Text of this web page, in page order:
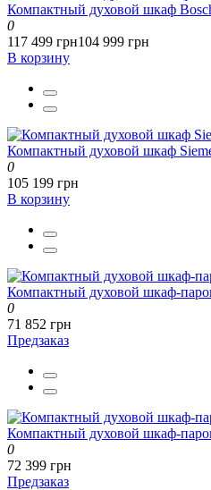
Компактный духовой шкаф
0
117 499 грн104 999 грн
В корзину
Компактный духовой шкаф
0
105 199 грн
В корзину
Компактный духовой шкаф-
0
71 852 грн
Предзаказ
Компактный духовой шкаф-
0
72 399 грн
Предзаказ